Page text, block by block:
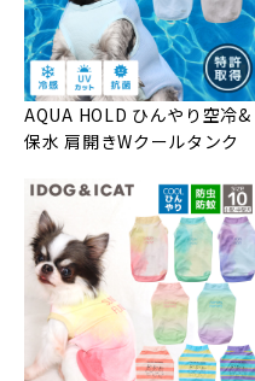
AQUA HOLD ひんやり空冷&
保水 肩開きWクールタンク